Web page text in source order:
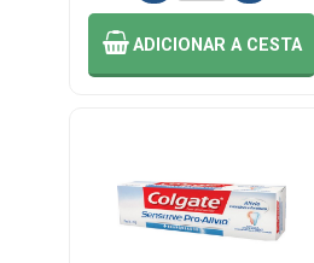
ADICIONAR A CESTA